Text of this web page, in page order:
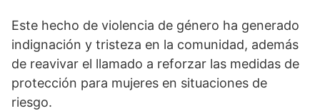
Este hecho de violencia de género ha generado
indignación y tristeza en la comunidad, además
de reavivar el llamado a reforzar las medidas de
protección para mujeres en situaciones de
riesgo.